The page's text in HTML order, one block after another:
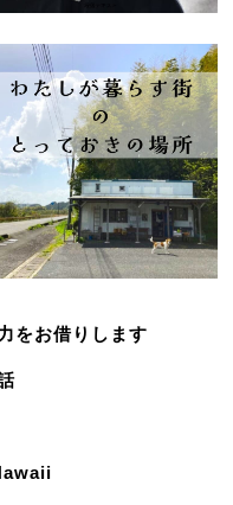
をお借りします